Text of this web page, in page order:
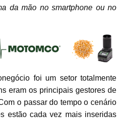
da mão no smartphone ou no
foi um setor totalmente
eram os principais gestores de
o passar do tempo o cenário
estão cada vez mais inseridas